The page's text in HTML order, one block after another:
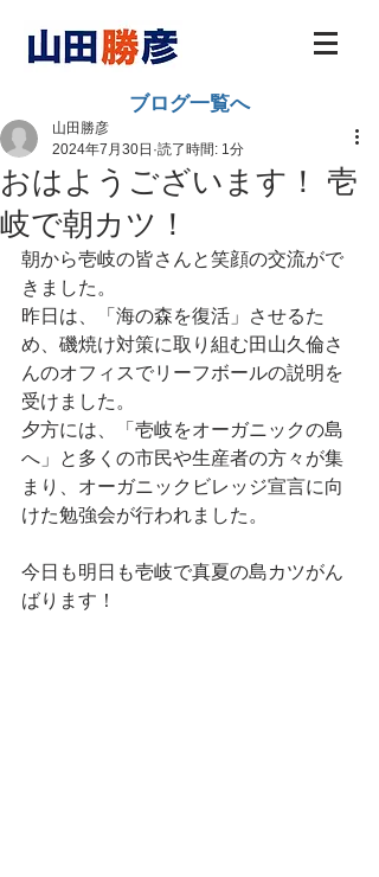
ブログ一覧へ
おはようございます！ 壱
岐で朝カツ！
山田勝彦
2024年7月30日 読了時間: 1分
朝から壱岐の皆さんと笑顔の交流がで
きました。
昨日は、「海の森を復活」させるた
め、磯焼け対策に取り組む田山久倫さ
んのオフィスでリーフボールの説明を
受けました。
夕方には、「壱岐をオーガニックの島
へ」と多くの市民や生産者の方々が集
まり、オーガニックビレッジ宣言に向
けた勉強会が行われました。
今日も明日も壱岐で真夏の島カツがん
ばります！